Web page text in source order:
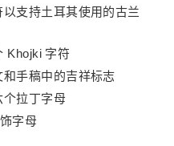
支持土耳其使用的古兰
Khojki 字符
手稿中的吉祥标志
个拉丁字母
字母